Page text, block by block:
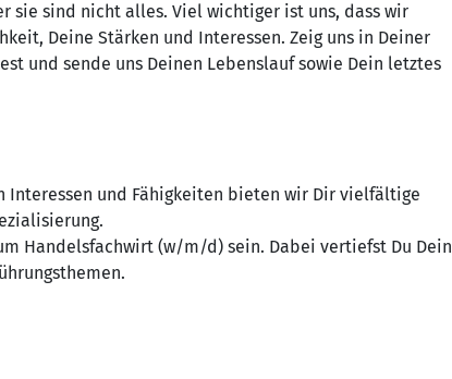
sie sind nicht alles. Viel wichtiger ist uns, dass wir
Deine Stärken und Interessen. Zeig uns in Deiner
und sende uns Deinen Lebenslauf sowie Dein letztes
Interessen und Fähigkeiten bieten wir Dir vielfältige
Handelsfachwirt (w/m/d) sein. Dabei vertiefst Du Dein